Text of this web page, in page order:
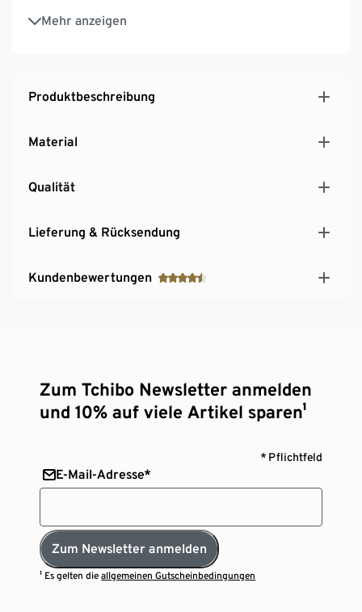
Mehr anzeigen
Multifunktional: auch als Gartenschrank nutzbar
Produktbeschreibung
Material
Qualität
Lieferung & Rücksendung
Kundenbewertungen
Zum Tchibo Newsletter anmelden
und 10% auf viele Artikel sparen¹
* Pflichtfeld
E-Mail-Adresse*
Zum Newsletter anmelden
¹ Es gelten dieallgemeinen Gutscheinbedingungen